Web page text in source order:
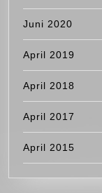
Juni 2020
April 2019
April 2018
April 2017
April 2015